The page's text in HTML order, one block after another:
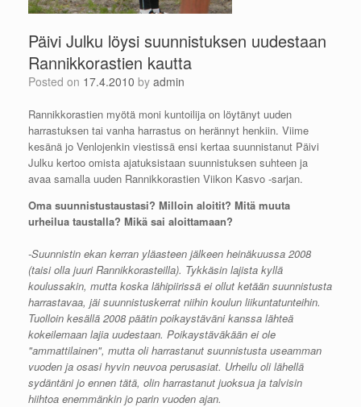
Päivi Julku löysi suunnistuksen uudestaan
Rannikkorastien kautta
Posted on 17.4.2010 by admin
Rannikkorastien myötä moni kuntoilija on löytänyt uuden
harrastuksen tai vanha harrastus on herännyt henkiin. Viime
kesänä jo Venlojenkin viestissä ensi kertaa suunnistanut Päivi
Julku kertoo omista ajatuksistaan suunnistuksen suhteen ja
avaa samalla uuden Rannikkorastien Viikon Kasvo -sarjan.
Oma suunnistustaustasi? Milloin aloitit? Mitä muuta
urheilua taustalla? Mikä sai aloittamaan?
-Suunnistin ekan kerran yläasteen jälkeen heinäkuussa 2008
(taisi olla juuri Rannikkorasteilla). Tykkäsin lajista kyllä
koulussakin, mutta koska lähipiirissä ei ollut ketään suunnistusta
harrastavaa, jäi suunnistuskerrat niihin koulun liikuntatunteihin.
Tuolloin kesällä 2008 päätin poikaystäväni kanssa lähteä
kokeilemaan lajia uudestaan. Poikaystäväkään ei ole
"ammattilainen", mutta oli harrastanut suunnistusta useamman
vuoden ja osasi hyvin neuvoa perusasiat. Urheilu oli lähellä
sydäntäni jo ennen tätä, olin harrastanut juoksua ja talvisin
hiihtoa enemmänkin jo parin vuoden ajan.